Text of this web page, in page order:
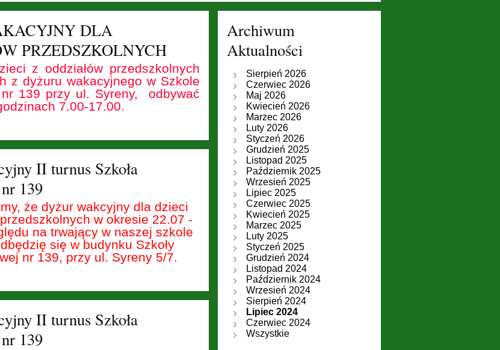
DLA
PRZEDSZKOLNYCH
z oddziałów przedszkolnych
z dyżuru wakacyjnego w Szkole
nr 139 przy ul. Syreny, odbywać
7.00-17.00.
II turnus Szkoła
139
że dyżur wakcyjny dla dzieci
w okresie 22.07 -
na trwający w naszej szkole
się w budynku Szkoły
nr 139, przy ul. Syreny 5/7.
II turnus Szkoła
139
Archiwum
Aktualności
Sierpień 2026
Czerwiec 2026
Maj 2026
Kwiecień 2026
Marzec 2026
Luty 2026
Styczeń 2026
Grudzień 2025
Listopad 2025
Październik 2025
Wrzesień 2025
Lipiec 2025
Czerwiec 2025
Kwiecień 2025
Marzec 2025
Luty 2025
Styczeń 2025
Grudzień 2024
Listopad 2024
Październik 2024
Wrzesień 2024
Sierpień 2024
Lipiec 2024
Czerwiec 2024
Wszystkie